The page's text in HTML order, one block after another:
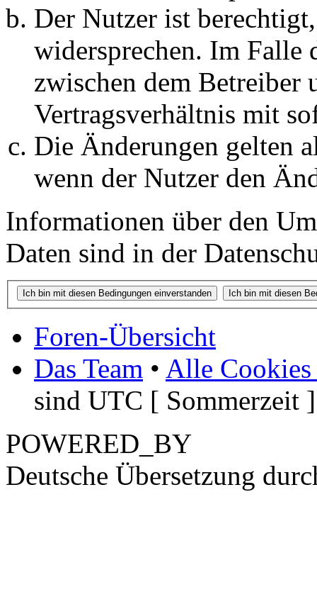
Der Nutzer ist
widersprechen. Im Falle
zwischen dem Betreiber
Vertragsverhältnis mit
Die Änderungen gelten
wenn der Nutzer den
Informationen über den
Daten sind in der
Foren-Übersicht
Das Team • Alle Cookies
sind UTC [ Sommerzeit ]
POWERED_BY
Deutsche Übersetzung